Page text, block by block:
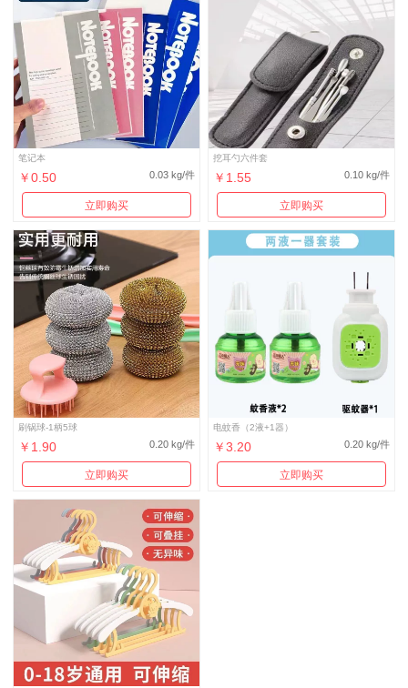
笔记本
￥0.50 0.03 kg/件
立即购买
挖耳勺六件套
￥1.55 0.10 kg/件
立即购买
刷锅球-1柄5球
￥1.90 0.20 kg/件
立即购买
电蚊香（2液+1器）
￥3.20 0.20 kg/件
立即购买